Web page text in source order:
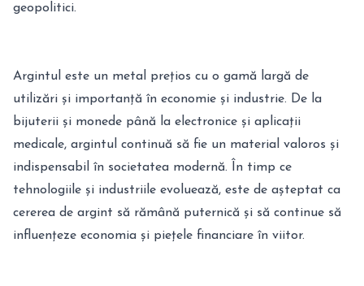
geopolitici.
Argintul este un metal prețios cu o gamă largă de
utilizări și importanță în economie și industrie. De la
bijuterii și monede până la electronice și aplicații
medicale, argintul continuă să fie un material valoros și
indispensabil în societatea modernă. În timp ce
tehnologiile și industriile evoluează, este de așteptat ca
cererea de argint să rămână puternică și să continue să
influențeze economia și piețele financiare în viitor.